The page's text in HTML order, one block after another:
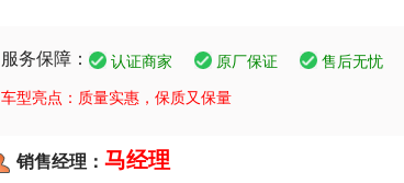
服务保障： 认证商家 原厂保证 售后无忧
车型亮点：质量实惠，保质又保量
销售经理： 马经理